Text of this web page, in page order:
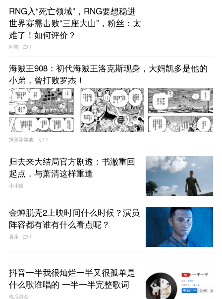
RNG入“死亡领域”，RNG要想稳进
世界赛需击败“三座大山”，粉丝：太
难了！如何评价？
问答 1
海贼王908：初代海贼王洛克斯现身，大妈凯多是他的
小弟，曾打败罗杰！
抹茶冰激凌 1
归去来大结局官方剧透：书澈重回
起点，与萧清这样重逢
小小娱
金蝉脱壳2上映时间什么时候？演员
阵容都有谁有什么看点呢？
喜乐 1
抖音一半我很灿烂一半又很孤单是
什么歌谁唱的 一半一半完整歌词
吃瓜群众